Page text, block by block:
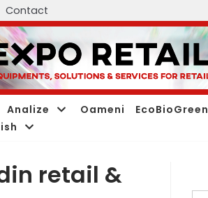
Contact
Analize Oameni EcoBioGreen
retail &